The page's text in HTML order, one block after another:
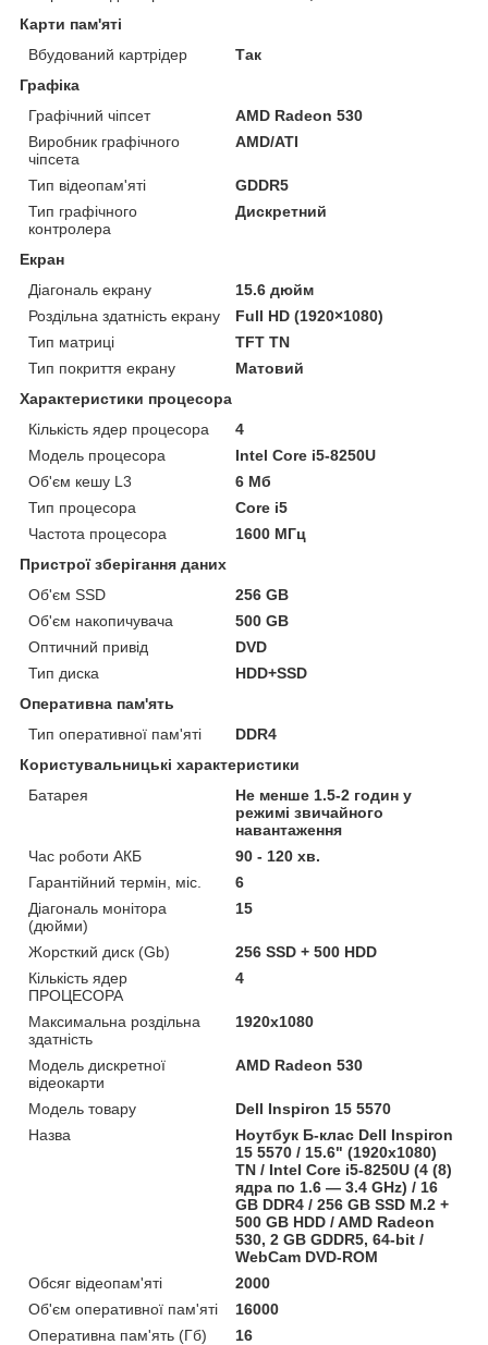
Карти пам'яті
Вбудований картрідер
Так
Графіка
Графічний чіпсет
AMD Radeon 530
Виробник графічного
чіпсета
AMD/ATI
Тип відеопам'яті
GDDR5
Тип графічного
контролера
Дискретний
Екран
Діагональ екрану
15.6 дюйм
Роздільна здатність екрану
Full HD (1920×1080)
Тип матриці
TFT TN
Тип покриття екрану
Матовий
Характеристики процесора
Кількість ядер процесора
4
Модель процесора
Intel Core i5-8250U
Об'єм кешу L3
6 Мб
Тип процесора
Core i5
Частота процесора
1600 МГц
Пристрої зберігання даних
Об'єм SSD
256 GB
Об'єм накопичувача
500 GB
Оптичний привід
DVD
Тип диска
HDD+SSD
Оперативна пам'ять
Тип оперативної пам'яті
DDR4
Користувальницькі характеристики
Батарея
Не менше 1.5-2 годин у
режимі звичайного
навантаження
Час роботи АКБ
90 - 120 хв.
Гарантійний термін, міс.
6
Діагональ монітора
(дюйми)
15
Жорсткий диск (Gb)
256 SSD + 500 HDD
Кількість ядер
ПРОЦЕСОРА
4
Максимальна роздільна
здатність
1920x1080
Модель дискретної
відеокарти
AMD Radeon 530
Модель товару
Dell Inspiron 15 5570
Назва
Ноутбук Б-клас Dell Inspiron
15 5570 / 15.6" (1920x1080)
TN / Intel Core i5-8250U (4 (8)
ядра по 1.6 — 3.4 GHz) / 16
GB DDR4 / 256 GB SSD M.2 +
500 GB HDD / AMD Radeon
530, 2 GB GDDR5, 64-bit /
WebCam DVD-ROM
Обсяг відеопам'яті
2000
Об'єм оперативної пам'яті
16000
Оперативна пам'ять (Гб)
16